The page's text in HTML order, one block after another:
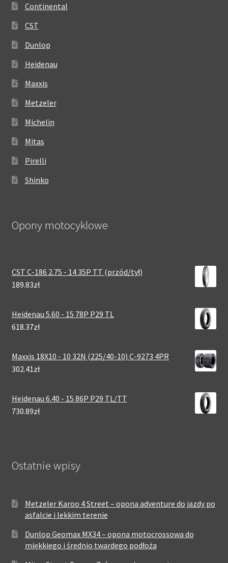
Continental
CST
Dunlop
Heidenau
Maxxis
Metzeler
Michelin
Mitas
Pirelli
Shinko
Opony motocyklowe
CST C-186 2.75 - 14 35P TT (przód/tył)
189.83zł
Heidenau 5.60 - 15 78P P29 TL
618.37zł
Maxxis 18X10 - 10 32N (225/40-10) C-9273 4PR
302.41zł
Heidenau 6.40 - 15 86P P29 TL/TT
730.89zł
Ostatnie wpisy
Metzeler Karoo 4 Street – opona adventure do jazdy po
asfalcie i lekkim terenie
Dunlop Geomax MX34 – opona motocrossowa do
miękkiego i średnio twardego podłoża